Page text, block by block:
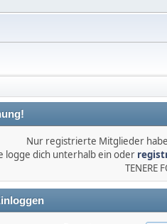
Nur registrierte Mitglieder
logge dich unterhalb ein oder
TENERE